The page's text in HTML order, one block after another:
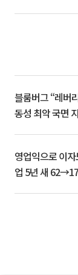
블룸버그 “레버
동성 최악 국면
영업익으로 이
업 5년 새